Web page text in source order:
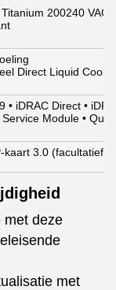
Titanium 200­240
Direct Liquid
• iDRAC Direct •
Service Module •
kaart 3.0 (facultatief)
met deze
met